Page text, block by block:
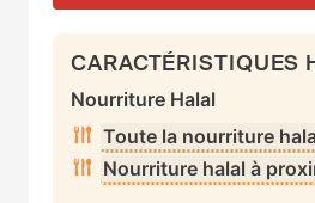
CARACTÉRISTIQUES
Nourriture Halal
Toute la nourriture
Nourriture halal à